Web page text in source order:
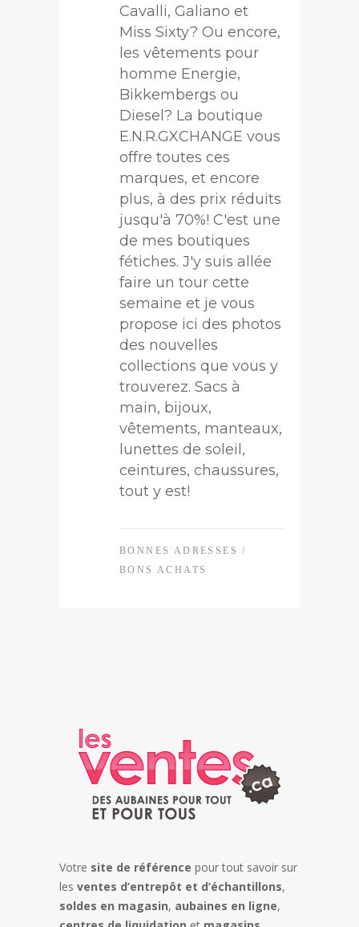
Cavalli, Galiano et
Miss Sixty? Ou encore,
les vêtements pour
homme Energie,
Bikkembergs ou
Diesel? La boutique
E.N.R.GXCHANGE vous
offre toutes ces
marques, et encore
plus, à des prix réduits
jusqu'à 70%! C'est une
de mes boutiques
fétiches. J'y suis allée
faire un tour cette
semaine et je vous
propose ici des photos
des nouvelles
collections que vous y
trouverez. Sacs à
main, bijoux,
vêtements, manteaux,
lunettes de soleil,
ceintures, chaussures,
tout y est!
BONNES ADRESSES /
BONS ACHATS
Votre site de référence pour tout savoir sur
les ventes d’entrepôt et d’échantillons,
soldes en magasin, aubaines en ligne,